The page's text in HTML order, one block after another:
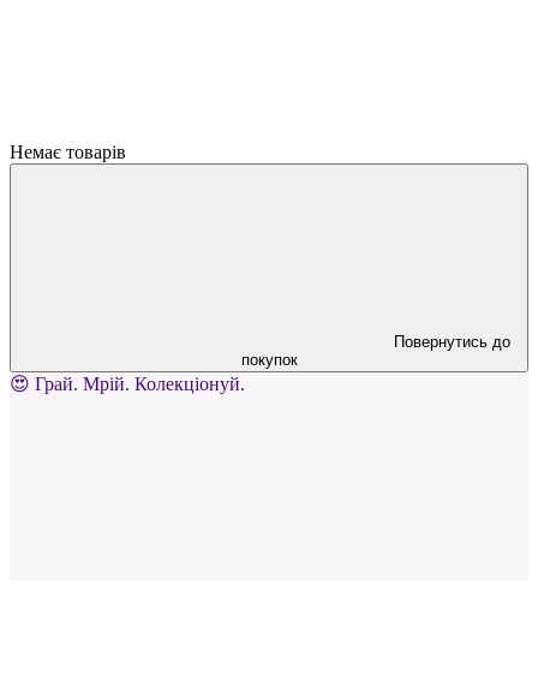
Немає товарів
Повернутись до
покупок
😍 Грай. Мрій. Колекціонуй.